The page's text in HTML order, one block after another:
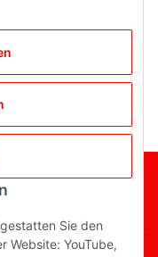
Sie den
Website: YouTube,